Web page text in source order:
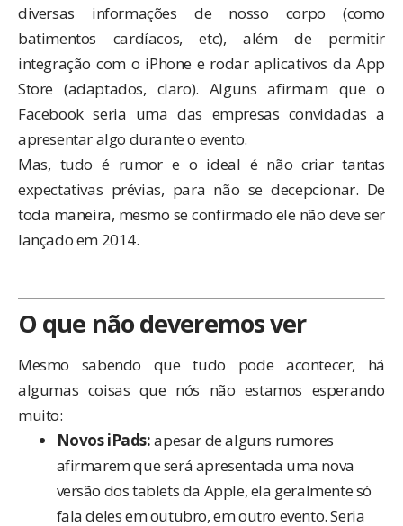
diversas informações de nosso corpo (como
batimentos cardíacos, etc), além de permitir
integração com o iPhone e rodar aplicativos da App
Store (adaptados, claro). Alguns afirmam que o
Facebook seria uma das empresas convidadas a
apresentar algo durante o evento.
Mas, tudo é rumor e o ideal é não criar tantas
expectativas prévias, para não se decepcionar. De
toda maneira, mesmo se confirmado ele não deve ser
lançado em 2014.
O que não deveremos ver
Mesmo sabendo que tudo pode acontecer, há
algumas coisas que nós não estamos esperando
muito:
Novos iPads:apesar de alguns rumores
afirmarem que será apresentada uma nova
versão dos tablets da Apple, ela geralmente só
fala deles em outubro, em outro evento. Seria